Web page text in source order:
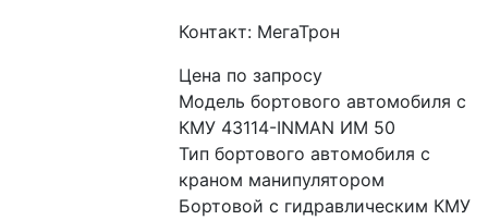
Контакт: МегаТрон
Цена по запросу
Модель бортового автомобиля с
КМУ 43114-INMAN ИМ 50
Тип бортового автомобиля с
краном манипулятором
Бортовой с гидравлическим КМУ